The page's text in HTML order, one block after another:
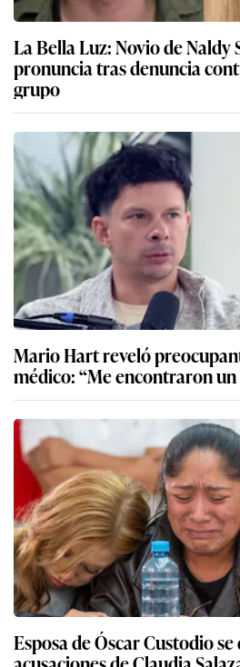
La Bella Luz: Novio de Naldy
pronuncia tras denuncia
grupo
Mario Hart reveló
médico: “Me encontraron
Esposa de Óscar Custodio